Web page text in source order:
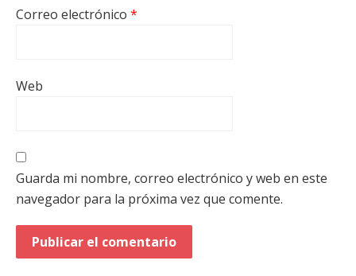
Correo electrónico *
Web
Guarda mi nombre, correo electrónico y web en este
navegador para la próxima vez que comente.